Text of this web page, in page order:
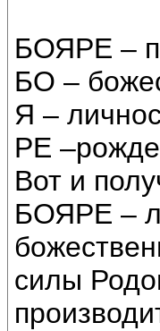
БОЯРЕ –
БО –
Я –
РЕ
Вот и
БОЯРЕ –
силы